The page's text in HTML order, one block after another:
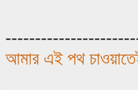
আমার এই পথ